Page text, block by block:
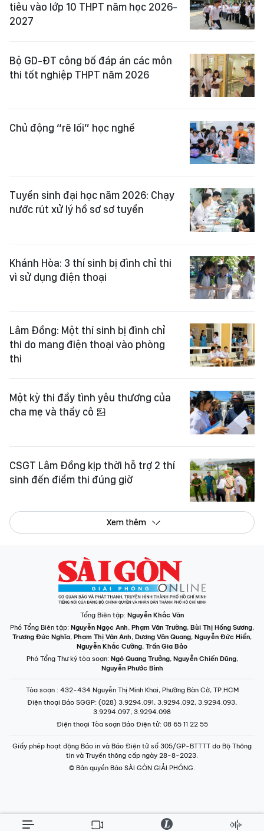
tiêu vào lớp 10 THPT năm học 2026-
2027
Bộ GD-ĐT công bố đáp án các môn
thi tốt nghiệp THPT năm 2026
Chủ động “rẽ lối” học nghề
Tuyển sinh đại học năm 2026: Chạy
nước rút xử lý hồ sơ sơ tuyển
Khánh Hòa: 3 thí sinh bị đình chỉ thi
vì sử dụng điện thoại
Lâm Đồng: Một thí sinh bị đình chỉ
thi do mang điện thoại vào phòng
thi
Một kỳ thi đầy tình yêu thương của
cha mẹ và thầy cô
CSGT Lâm Đồng kịp thời hỗ trợ 2 thí
sinh đến điểm thi đúng giờ
Xem thêm
Tổng Biên tập: Nguyễn Khắc Văn
Phó Tổng Biên tập: Nguyễn Ngọc Anh, Phạm Văn Trường, Bùi Thị Hồng Sương,
Trương Đức Nghĩa, Phạm Thị Vân Anh, Dương Văn Quang, Nguyễn Đức Hiển,
Nguyễn Khắc Cường, Trần Gia Bảo
Phó Tổng Thư ký tòa soạn: Ngô Quang Trưởng, Nguyễn Chiến Dũng,
Nguyễn Phước Bình
Tòa soạn : 432-434 Nguyễn Thị Minh Khai, Phường Bàn Cờ, TP.HCM
Điện thoại Báo SGGP: (028) 3.9294.091, 3.9294.092, 3.9294.093,
3.9294.097, 3.9294.098
Điện thoại Tòa soạn Báo Điện tử: 08 65 11 22 55
Giấy phép hoạt động Báo in và Báo Điện tử số 305/GP-BTTTT do Bộ Thông
tin và Truyền thông cấp ngày 28-8-2023.
© Bản quyền Báo SÀI GÒN GIẢI PHÓNG.